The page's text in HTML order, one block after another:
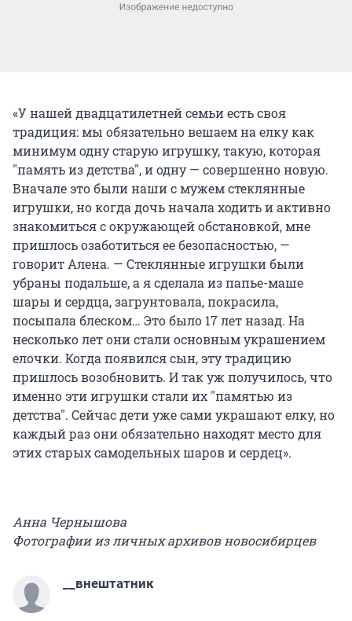
«У нашей двадцатилетней семьи есть своя
традиция: мы обязательно вешаем на елку как
минимум одну старую игрушку, такую, которая
"память из детства", и одну — совершенно новую.
Вначале это были наши с мужем стеклянные
игрушки, но когда дочь начала ходить и активно
знакомиться с окружающей обстановкой, мне
пришлось озаботиться ее безопасностью, —
говорит Алена. — Стеклянные игрушки были
убраны подальше, а я сделала из папье-маше
шары и сердца, загрунтовала, покрасила,
посыпала блеском… Это было 17 лет назад. На
несколько лет они стали основным украшением
елочки. Когда появился сын, эту традицию
пришлось возобновить. И так уж получилось, что
именно эти игрушки стали их "памятью из
детства". Сейчас дети уже сами украшают елку, но
каждый раз они обязательно находят место для
этих старых самодельных шаров и сердец».
Анна Чернышова
Фотографии из личных архивов новосибирцев
__внештатник